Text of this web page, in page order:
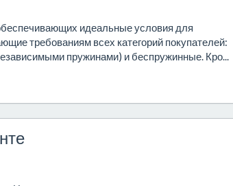
идеальные условия для
требованиям всех категорий покупателей:
пружинами) и беспружинные. Кро...